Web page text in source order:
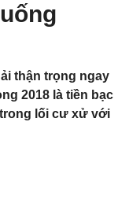
thận trọng ngay
2018 là tiền bạc
lối cư xử với